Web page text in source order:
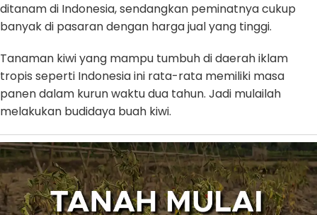
ditanam di Indonesia, sendangkan peminatnya cukup
banyak di pasaran dengan harga jual yang tinggi.
Tanaman kiwi yang mampu tumbuh di daerah iklam
tropis seperti Indonesia ini rata-rata memiliki masa
panen dalam kurun waktu dua tahun. Jadi mulailah
melakukan budidaya buah kiwi.